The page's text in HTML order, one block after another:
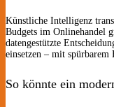
Künstliche Intelligenz
Budgets im Onlinehandel
datengestützte
einsetzen – mit
So könnte ein